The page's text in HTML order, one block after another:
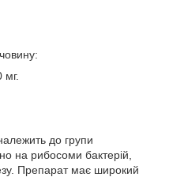
мг.
до групи
на рибосоми бактерій,
Препарат має широкий